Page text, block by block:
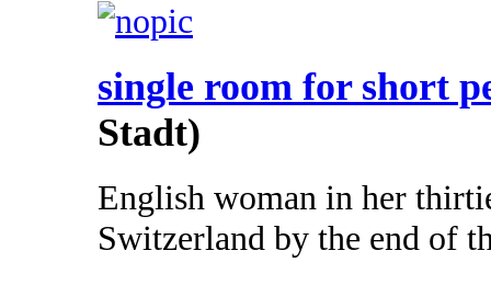
single room for short
Stadt)
English woman in her
Switzerland by the end of